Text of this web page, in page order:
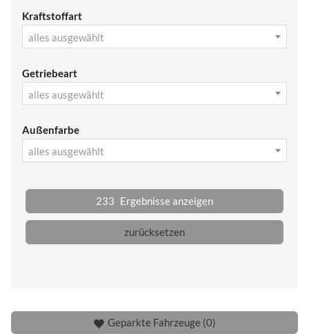
Kraftstoffart
alles ausgewählt
Getriebeart
alles ausgewählt
Außenfarbe
alles ausgewählt
233 Ergebnisse anzeigen
zurücksetzen
Geparkte Fahrzeuge (0)